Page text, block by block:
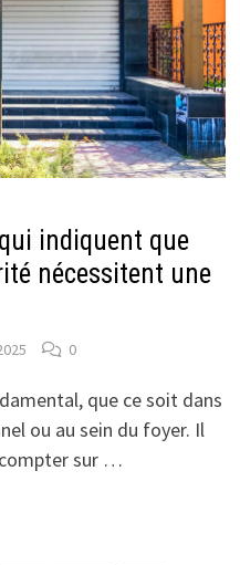
indiquent que
nécessitent une
0
que ce soit dans
ou au sein du foyer. Il
sur …